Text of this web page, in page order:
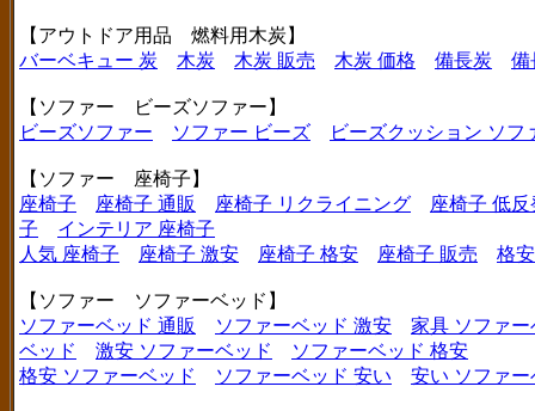
【アウトドア用品 燃料用木炭】
バーベキュー 炭
木炭 木炭 販売 木炭 価格 備長炭 備
【ソファー ビーズソファー】
ビーズソファー
ソファー ビーズ ビーズクッション ソフ
【ソファー 座椅子】
座椅子
座椅子 通販 座椅子 リクライニング
座椅子 低反
子
インテリア 座椅子
人気 座椅子
座椅子 激安 座椅子 格安 座椅子 販売 格
【ソファー ソファーベッド】
ソファーベッド 通販
ソファーベッド 激安
家具 ソファー
ベッド
激安 ソファーベッド
ソファーベッド 格安
格安 ソファーベッド
ソファーベッド 安い 安い ソファー